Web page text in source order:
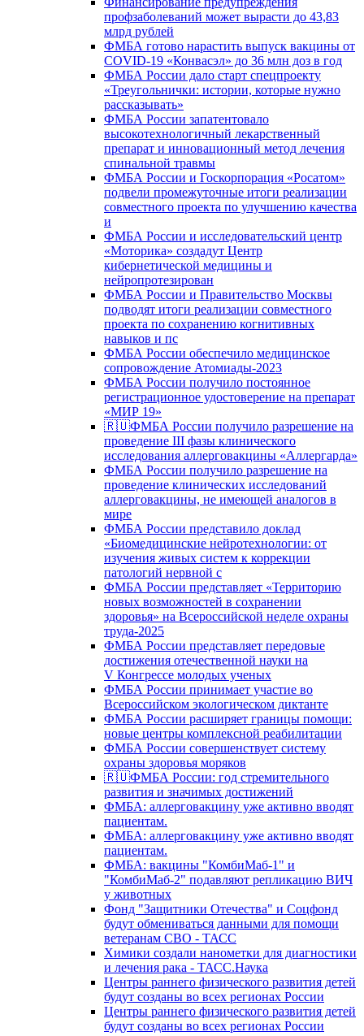
профзаболеваний может вырасти до 43,83
млрд рублей
ФМБА готово нарастить выпуск вакцины от
COVID-19 «Конвасэл» до 36 млн доз в год
ФМБА России дало старт спецпроекту
«Треугольнички: истории, которые нужно
рассказывать»
ФМБА России запатентовало
высокотехнологичный лекарственный
препарат и инновационный метод лечения
спинальной травмы
ФМБА России и Госкорпорация «Росатом»
подвели промежуточные итоги реализации
совместного проекта по улучшению качества
и
ФМБА России и исследовательский центр
«Моторика» создадут Центр
кибернетической медицины и
нейропротезирован
ФМБА России и Правительство Москвы
подводят итоги реализации совместного
проекта по сохранению когнитивных
навыков и пс
ФМБА России обеспечило медицинское
сопровождение Атомиады-2023
ФМБА России получило постоянное
регистрационное удостоверение на препарат
«МИР 19»
🇷🇺ФМБА России получило разрешение на
проведение III фазы клинического
исследования аллерговакцины «Аллергарда»
ФМБА России получило разрешение на
проведение клинических исследований
аллерговакцины, не имеющей аналогов в
мире
ФМБА России представило доклад
«Биомедицинские нейротехнологии: от
изучения живых систем к коррекции
патологий нервной с
ФМБА России представляет «Территорию
новых возможностей в сохранении
здоровья» на Всероссийской неделе охраны
труда-2025
ФМБА России представляет передовые
достижения отечественной науки на
V Конгрессе молодых ученых
ФМБА России принимает участие во
Всероссийском экологическом диктанте
ФМБА России расширяет границы помощи:
новые центры комплексной реабилитации
ФМБА России совершенствует систему
охраны здоровья моряков
🇷🇺ФМБА России: год стремительного
развития и значимых достижений
ФМБА: аллерговакцину уже активно вводят
пациентам.
ФМБА: аллерговакцину уже активно вводят
пациентам.
ФМБА: вакцины "КомбиМаб-1" и
"КомбиМаб-2" подавляют репликацию ВИЧ
у животных
Фонд "Защитники Отечества" и Соцфонд
будут обмениваться данными для помощи
ветеранам СВО - ТАСС
Химики создали нанометки для диагностики
и лечения рака - ТАСС.Наука
Центры раннего физического развития детей
будут созданы во всех регионах России
Центры раннего физического развития детей
будут созданы во всех регионах России